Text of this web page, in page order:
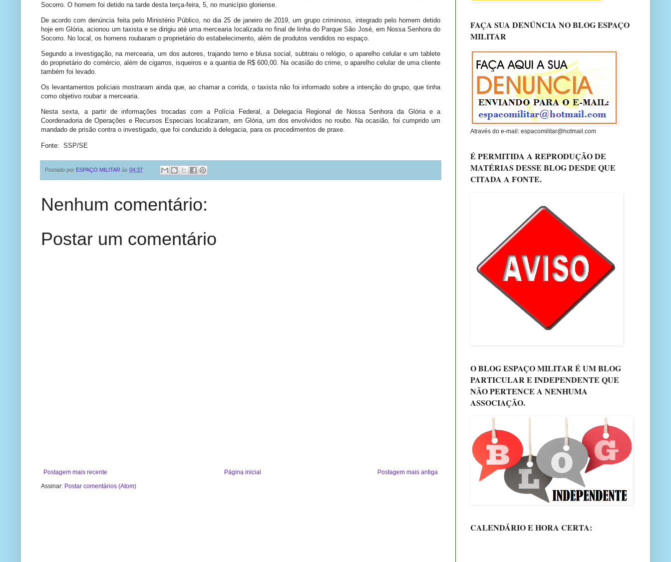
Socorro. O homem foi detido na tarde desta terça-feira, 5, no município gloriense.
De acordo com denúncia feita pelo Ministério Público, no dia 25 de janeiro de 2019, um grupo criminoso, integrado pelo homem detido
hoje em Glória, acionou um taxista e se dirigiu até uma mercearia localizada no final de linha do Parque São José, em Nossa Senhora do
Socorro. No local, os homens roubaram o proprietário do estabelecimento, além de produtos vendidos no espaço.
Segundo a investigação, na mercearia, um dos autores, trajando terno e blusa social, subtraiu o relógio, o aparelho celular e um tablete
do proprietário do comércio, além de cigarros, isqueiros e a quantia de R$ 600,00. Na ocasião do crime, o aparelho celular de uma cliente
também foi levado.
Os levantamentos policiais mostraram ainda que, ao chamar a corrida, o taxista não foi informado sobre a intenção do grupo, que tinha
como objetivo roubar a mercearia.
Nesta sexta, a partir de informações trocadas com a Polícia Federal, a Delegacia Regional de Nossa Senhora da Glória e a
Coordenadoria de Operações e Recursos Especiais localizaram, em Glória, um dos envolvidos no roubo. Na ocasião, foi cumprido um
mandado de prisão contra o investigado, que foi conduzido à delegacia, para os procedimentos de praxe.
Fonte: SSP/SE
Postado por ESPAÇO MILITAR às 04:37
Nenhum comentário:
Postar um comentário
Postagem mais recente Postagem mais antiga
Página inicial
Assinar: Postar comentários (Atom)
FAÇA SUA DENÚNCIA NO BLOG ESPAÇO
MILITAR
Através do e-mail: espacomilitar@hotmail.com
É PERMITIDA A REPRODUÇÃO DE
MATÉRIAS DESSE BLOG DESDE QUE
CITADA A FONTE.
O BLOG ESPAÇO MILITAR É UM BLOG
PARTICULAR E INDEPENDENTE QUE
NÃO PERTENCE A NENHUMA
ASSOCIAÇÃO.
CALENDÁRIO E HORA CERTA: